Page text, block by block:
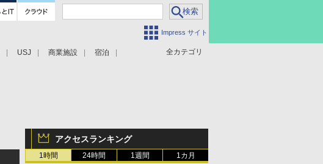
Impress サイト
全カテゴリ
USJ 商業施設 宿泊
アクセスランキング
1時間 24時間 1週間 1カ月